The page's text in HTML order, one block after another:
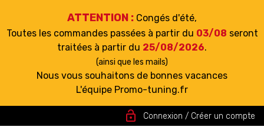
ATTENTION : Congés d'été,
Toutes les commandes passées à partir du 03/08 seront
traitées à partir du 25/08/2026.
(ainsi que les mails)
Nous vous souhaitons de bonnes vacances
L'équipe Promo-tuning.fr
lock_open Connexion / Créer un compte